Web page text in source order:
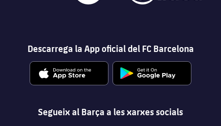
Descarrega la App oficial del FC Barcelona
Segueix al Barça a les xarxes socials